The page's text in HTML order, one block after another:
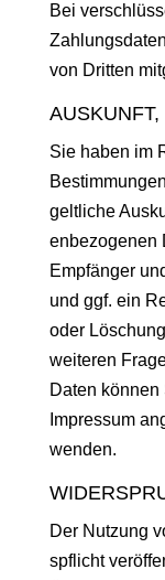
Bei
von Drit­ten
Sie haben im
geltliche
en­be­zo­ge­nen
Empfänger
und ggf. ein
oder
weit­eren
Dat­en
Impres­sum
wenden.
Der Nutzung
spflicht